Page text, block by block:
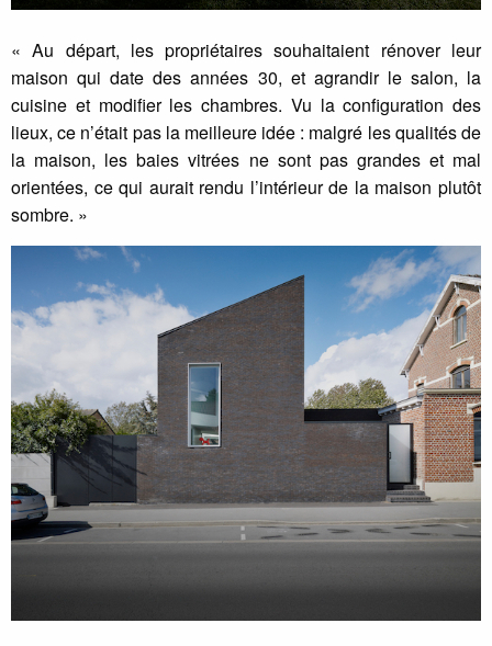
« Au départ, les propriétaires souhaitaient rénover leur
maison qui date des années 30, et agrandir le salon, la
cuisine et modifier les chambres. Vu la configuration des
lieux, ce n’était pas la meilleure idée : malgré les qualités de
la maison, les baies vitrées ne sont pas grandes et mal
orientées, ce qui aurait rendu l’intérieur de la maison plutôt
sombre. »